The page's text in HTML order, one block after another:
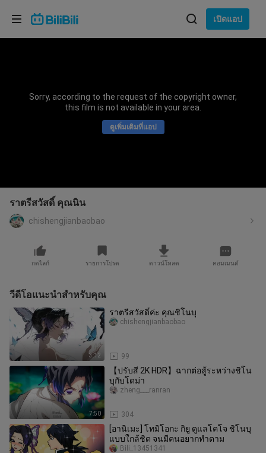
เปิดแอป
Sorry, according to the request of the copyright owner,
this film is not available in your area.
ดูเพิ่มเติมที่แอป
ราตรีสวัสดิ์ คุณนิน
chishengjianbaobao
กดไลก์ รายการโปรด ดาวน์โหลด คอมเมนต์
วีดีโอแนะนำสำหรับคุณ
3:12
ราตรีสวัสดิ์ค่ะ คุณชิโนบุ
99
chishengjianbaobao
7:50
【ปรับสี 2K HDR】ฉากต่อสู้ระหว่างชิโน
บุกับโดม่า
304
zheng___ranran
[อานิเมะ] โทมิโอกะ กิยู ดูแลโคโจ ชิโนบุ
แบบใกล้ชิด จนมีคนอยากทำตาม
Bili_13451341
เลือกภาษา